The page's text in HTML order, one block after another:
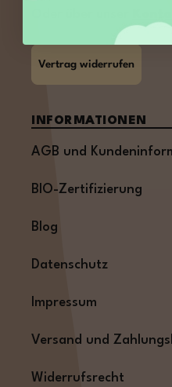
Vertrag widerrufen
INFORMATIONEN
AGB und
BIO-Zertifizierung
Blog
Datenschutz
Impressum
Versand und
Widerrufsrecht